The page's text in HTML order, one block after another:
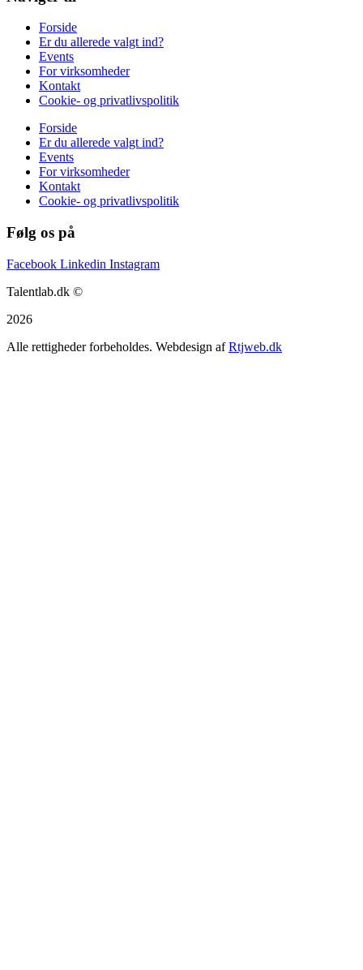
Forside
Er du allerede valgt ind?
Events
For virksomheder
Kontakt
Cookie- og privatlivspolitik
Forside
Er du allerede valgt ind?
Events
For virksomheder
Kontakt
Cookie- og privatlivspolitik
Følg os på
Facebook Linkedin Instagram
Talentlab.dk ©
2026
Alle rettigheder forbeholdes. Webdesign afRtjweb.dk